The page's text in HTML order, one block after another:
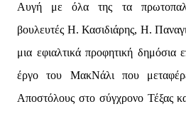
Αυγή με όλα της τα
βουλευτές Η. Κασιδιάρης, Η.
μια εφιαλτικά προφητική δημόσια
έργο του ΜακΝάλι που
Αποστόλους στο σύγχρονο Τέξας